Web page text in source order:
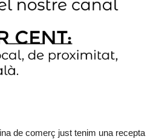
de comerç just tenim una recepta